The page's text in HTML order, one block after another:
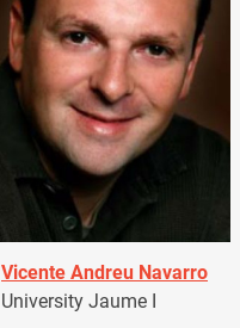
Vicente Andreu Navarro
University Jaume I